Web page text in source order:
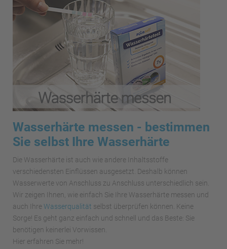
Wasserhärte messen - bestimmen
Sie selbst Ihre Wasserhärte
Die Wasserhärte ist auch wie andere Inhaltsstoffe
verschiedensten Einflüssen ausgesetzt. Deshalb können
Wasserwerte von Anschluss zu Anschluss unterschiedlich sein.
Wir zeigen Ihnen, wie einfach Sie Ihre Wasserhärte messen und
auch IhreWasserqualität selbst überprüfen können. Keine
Sorge! Es geht ganz einfach und schnell und das Beste: Sie
benötigen keinerlei Vorwissen.
Hier erfahren Sie mehr!